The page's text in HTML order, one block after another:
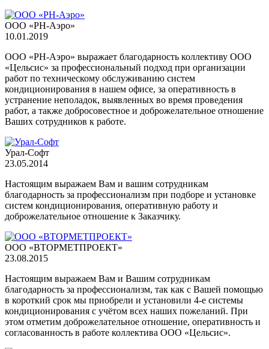
ООО «РН-Аэро»
10.01.2019
ООО «РН-Аэро» выражает благодарность коллективу ООО
«Цельсис» за профессиональный подход при организации
работ по техническому обслуживанию систем
кондиционирования в нашем офисе, за оперативность в
устранение неполадок, выявленных во время проведения
работ, а также добросовестное и доброжелательное отношение
Ваших сотрудников к работе.
Урал-Софт
23.05.2014
Настоящим выражаем Вам и вашим сотрудникам
благодарность за профессионализм при подборе и установке
систем кондиционирования, оперативную работу и
доброжелательное отношение к Заказчику.
OOO «ВТОРМЕТПРОЕКТ»
23.08.2015
Настоящим выражаем Вам и Вашим сотрудникам
благодарность за профессионализм, так как с Вашей помощью
в короткий срок мы приобрели и установили 4-е системы
кондиционирования с учётом всех наших пожеланий. При
этом отметим доброжелательное отношение, оперативность и
согласованность в работе коллектива ООО «Цельсис».